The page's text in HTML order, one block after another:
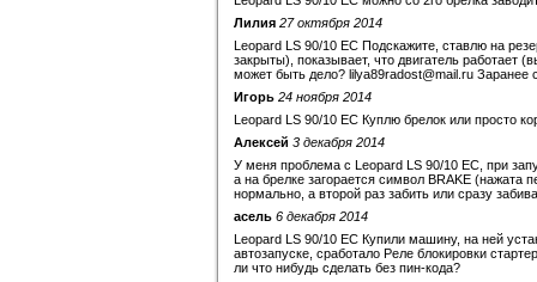
Лилия 27 октября 2014
Leopard LS 90/10 EC Подскажите, ставлю на
закрыты), показывает, что двигатель работает
может быть дело? lilya89radost@mail.ru Заранее
Игорь 24 ноября 2014
Leopard LS 90/10 EC Куплю брелок или просто
Алексей 3 декабря 2014
У меня проблема с Leopard LS 90/10 EC, при
а на брелке загорается символ BRAKE (нажата
нормально, а второй раз забить или сразу
асель 6 декабря 2014
Leopard LS 90/10 EC Купили машину, на ней
автозапуске, сработало Реле блокировки
ли что нибудь сделать без пин-кода?